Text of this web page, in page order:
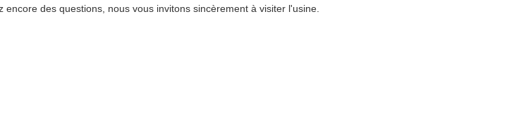
des questions, nous vous invitons sincèrement à visiter l'usine.